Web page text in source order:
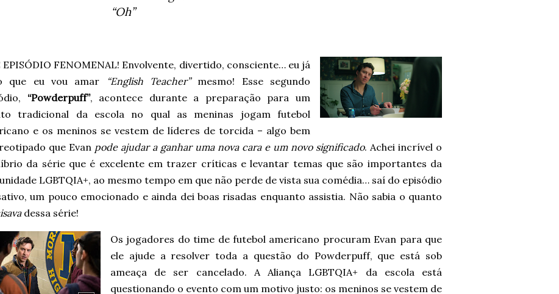
“Oh”
EPISÓDIO FENOMENAL! Envolvente, divertido, consciente… eu já
que eu vou amar
“English Teacher”mesmo! Esse segundo
“Powderpuff”, acontece durante a preparação para um
tradicional da escola no qual as meninas jogam futebol
e os meninos se vestem de líderes de torcida – algo bem
que Evan pode ajudar a ganhar uma nova cara e um novo significado. Achei incrível o
da série que é excelente em trazer críticas e levantar temas que são importantes da
LGBTQIA+, ao mesmo tempo em que não perde de vista sua comédia… saí do episódio
um pouco emocionado e ainda dei boas risadas enquanto assistia. Não sabia o quanto
dessa série!
Os jogadores do time de futebol americano procuram Evan para que
ele ajude a resolver toda a questão do Powderpuff, que está sob
ameaça de ser cancelado. A Aliança LGBTQIA+ da escola está
questionando o evento com um motivo justo: os meninos se vestem de